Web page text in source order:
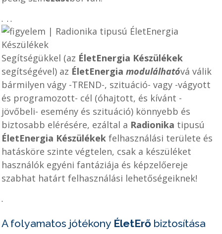
. . .
Segítségükkel (az ÉletEnergia Készülékek
segítségével) az ÉletEnergia modulálhatóvá válik
bármilyen vágy -TREND-, szituáció- vagy -vágyott
és programozott- cél (óhajtott, és kívánt -
jövőbeli- esemény és szituáció) könnyebb és
biztosabb elérésére, ezáltal a Radionika tipusú
ÉletEnergia Készülékek felhasználási területe és
hatásköre szinte végtelen, csak a készüléket
használók egyéni fantáziája és képzelőereje
szabhat határt felhasználási lehetőségeiknek!
.
A folyamatos jótékony ÉletErő biztosítása